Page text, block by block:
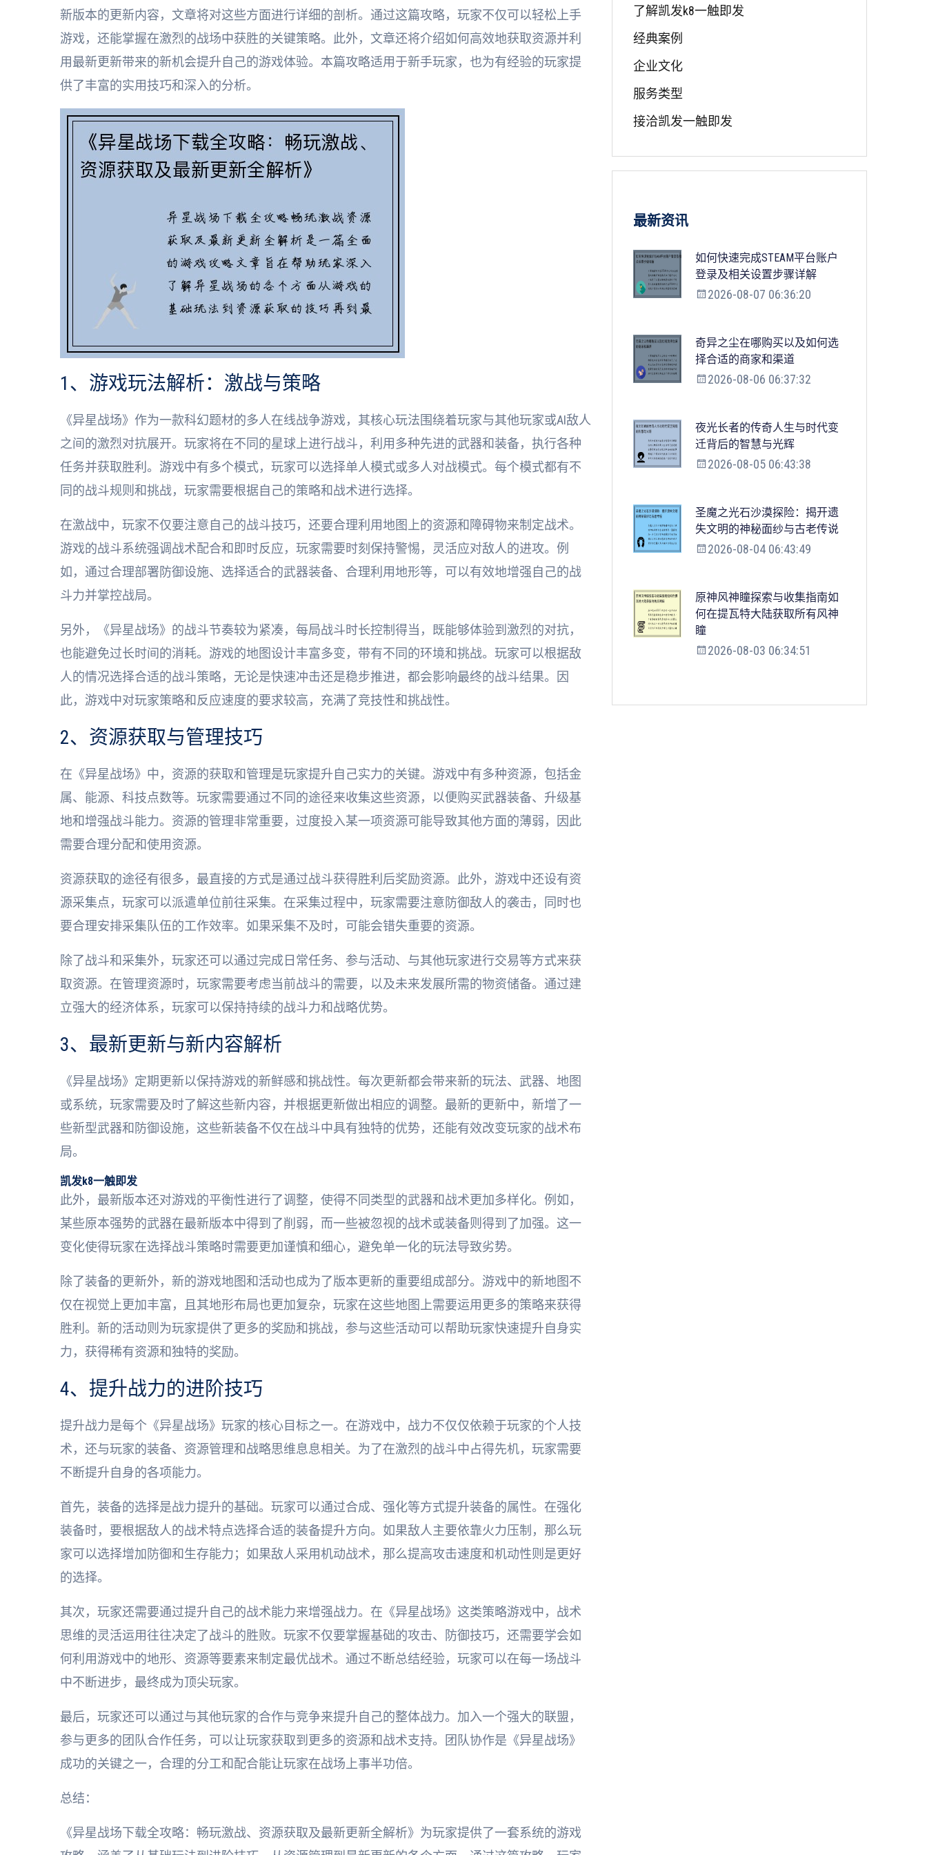
新版本的更新内容，文章将对这些方面进行详细的剖析。通过这篇攻略，玩家不仅可以轻松上手
游戏，还能掌握在激烈的战场中获胜的关键策略。此外，文章还将介绍如何高效地获取资源并利
用最新更新带来的新机会提升自己的游戏体验。本篇攻略适用于新手玩家，也为有经验的玩家提
供了丰富的实用技巧和深入的分析。
1、游戏玩法解析：激战与策略
《异星战场》作为一款科幻题材的多人在线战争游戏，其核心玩法围绕着玩家与其他玩家或AI敌人
之间的激烈对抗展开。玩家将在不同的星球上进行战斗，利用多种先进的武器和装备，执行各种
任务并获取胜利。游戏中有多个模式，玩家可以选择单人模式或多人对战模式。每个模式都有不
同的战斗规则和挑战，玩家需要根据自己的策略和战术进行选择。
在激战中，玩家不仅要注意自己的战斗技巧，还要合理利用地图上的资源和障碍物来制定战术。
游戏的战斗系统强调战术配合和即时反应，玩家需要时刻保持警惕，灵活应对敌人的进攻。例
如，通过合理部署防御设施、选择适合的武器装备、合理利用地形等，可以有效地增强自己的战
斗力并掌控战局。
另外，《异星战场》的战斗节奏较为紧凑，每局战斗时长控制得当，既能够体验到激烈的对抗，
也能避免过长时间的消耗。游戏的地图设计丰富多变，带有不同的环境和挑战。玩家可以根据敌
人的情况选择合适的战斗策略，无论是快速冲击还是稳步推进，都会影响最终的战斗结果。因
此，游戏中对玩家策略和反应速度的要求较高，充满了竞技性和挑战性。
2、资源获取与管理技巧
在《异星战场》中，资源的获取和管理是玩家提升自己实力的关键。游戏中有多种资源，包括金
属、能源、科技点数等。玩家需要通过不同的途径来收集这些资源，以便购买武器装备、升级基
地和增强战斗能力。资源的管理非常重要，过度投入某一项资源可能导致其他方面的薄弱，因此
需要合理分配和使用资源。
资源获取的途径有很多，最直接的方式是通过战斗获得胜利后奖励资源。此外，游戏中还设有资
源采集点，玩家可以派遣单位前往采集。在采集过程中，玩家需要注意防御敌人的袭击，同时也
要合理安排采集队伍的工作效率。如果采集不及时，可能会错失重要的资源。
除了战斗和采集外，玩家还可以通过完成日常任务、参与活动、与其他玩家进行交易等方式来获
取资源。在管理资源时，玩家需要考虑当前战斗的需要，以及未来发展所需的物资储备。通过建
立强大的经济体系，玩家可以保持持续的战斗力和战略优势。
3、最新更新与新内容解析
《异星战场》定期更新以保持游戏的新鲜感和挑战性。每次更新都会带来新的玩法、武器、地图
或系统，玩家需要及时了解这些新内容，并根据更新做出相应的调整。最新的更新中，新增了一
些新型武器和防御设施，这些新装备不仅在战斗中具有独特的优势，还能有效改变玩家的战术布
局。
凯发k8一触即发
此外，最新版本还对游戏的平衡性进行了调整，使得不同类型的武器和战术更加多样化。例如，
某些原本强势的武器在最新版本中得到了削弱，而一些被忽视的战术或装备则得到了加强。这一
变化使得玩家在选择战斗策略时需要更加谨慎和细心，避免单一化的玩法导致劣势。
除了装备的更新外，新的游戏地图和活动也成为了版本更新的重要组成部分。游戏中的新地图不
仅在视觉上更加丰富，且其地形布局也更加复杂，玩家在这些地图上需要运用更多的策略来获得
胜利。新的活动则为玩家提供了更多的奖励和挑战，参与这些活动可以帮助玩家快速提升自身实
力，获得稀有资源和独特的奖励。
4、提升战力的进阶技巧
提升战力是每个《异星战场》玩家的核心目标之一。在游戏中，战力不仅仅依赖于玩家的个人技
术，还与玩家的装备、资源管理和战略思维息息相关。为了在激烈的战斗中占得先机，玩家需要
不断提升自身的各项能力。
首先，装备的选择是战力提升的基础。玩家可以通过合成、强化等方式提升装备的属性。在强化
装备时，要根据敌人的战术特点选择合适的装备提升方向。如果敌人主要依靠火力压制，那么玩
家可以选择增加防御和生存能力；如果敌人采用机动战术，那么提高攻击速度和机动性则是更好
的选择。
其次，玩家还需要通过提升自己的战术能力来增强战力。在《异星战场》这类策略游戏中，战术
思维的灵活运用往往决定了战斗的胜败。玩家不仅要掌握基础的攻击、防御技巧，还需要学会如
何利用游戏中的地形、资源等要素来制定最优战术。通过不断总结经验，玩家可以在每一场战斗
中不断进步，最终成为顶尖玩家。
最后，玩家还可以通过与其他玩家的合作与竞争来提升自己的整体战力。加入一个强大的联盟，
参与更多的团队合作任务，可以让玩家获取到更多的资源和战术支持。团队协作是《异星战场》
成功的关键之一，合理的分工和配合能让玩家在战场上事半功倍。
总结：
《异星战场下载全攻略：畅玩激战、资源获取及最新更新全解析》为玩家提供了一套系统的游戏
了解凯发k8一触即发
经典案例
企业文化
服务类型
接洽凯发一触即发
最新资讯
如何快速完成STEAM平台账户
登录及相关设置步骤详解
2026-08-07 06:36:20
奇异之尘在哪购买以及如何选
择合适的商家和渠道
2026-08-06 06:37:32
夜光长者的传奇人生与时代变
迁背后的智慧与光辉
2026-08-05 06:43:38
圣魔之光石沙漠探险：揭开遗
失文明的神秘面纱与古老传说
2026-08-04 06:43:49
原神风神瞳探索与收集指南如
何在提瓦特大陆获取所有风神
瞳
2026-08-03 06:34:51